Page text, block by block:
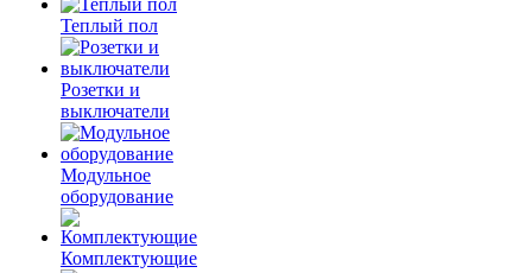
Теплый пол
Розетки и
выключатели
Модульное
оборудование
Комплектующие